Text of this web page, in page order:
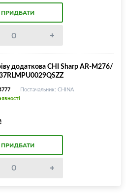
ПРИДБАТИ
додаткова CHI Sharp AR-M276/
Постачальник: CHINA
ПРИДБАТИ